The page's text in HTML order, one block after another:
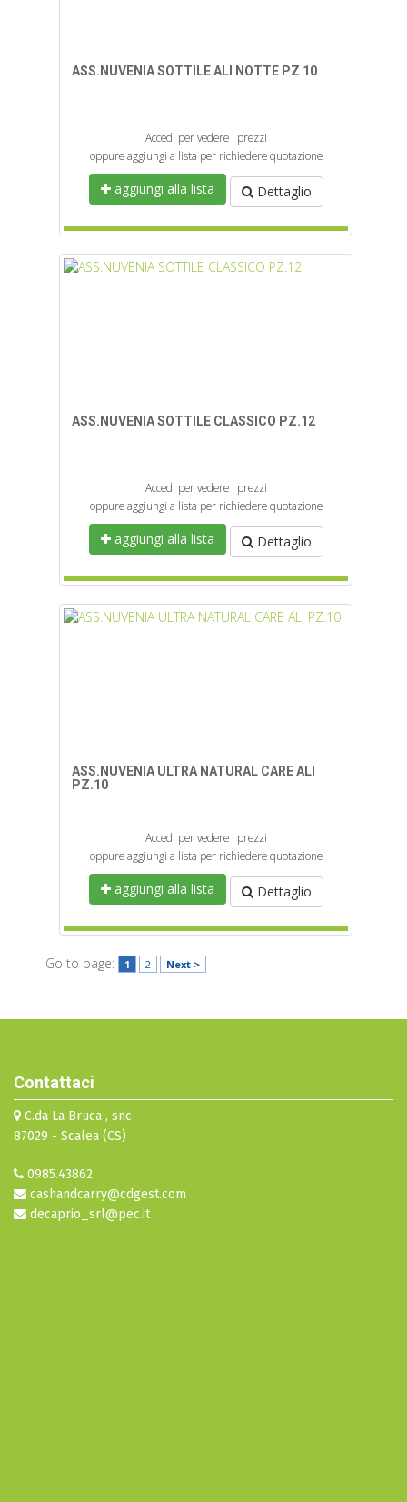
ASS.NUVENIA SOTTILE ALI NOTTE PZ 10
Accedi per vedere i prezzi
oppure aggiungi a lista per richiedere quotazione
aggiungi alla lista Dettaglio
ASS.NUVENIA SOTTILE CLASSICO PZ.12
Accedi per vedere i prezzi
oppure aggiungi a lista per richiedere quotazione
aggiungi alla lista Dettaglio
ASS.NUVENIA ULTRA NATURAL CARE ALI
PZ.10
Accedi per vedere i prezzi
oppure aggiungi a lista per richiedere quotazione
aggiungi alla lista Dettaglio
Go to page: 1 2 Next >
Contattaci
C.da La Bruca , snc
87029 - Scalea (CS)
0985.43862
cashandcarry@cdgest.com
decaprio_srl@pec.it